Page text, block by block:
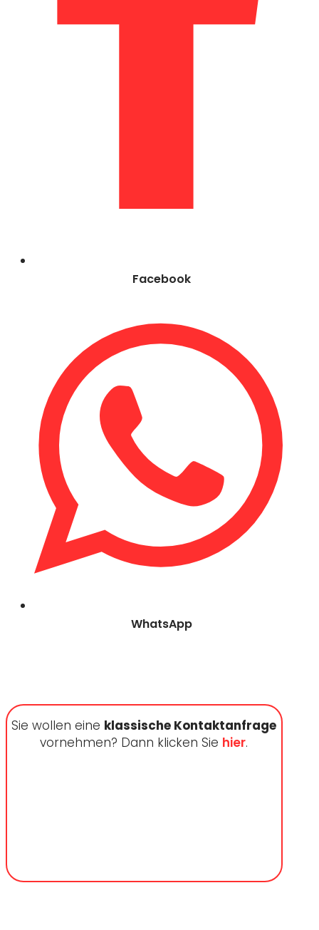
Facebook
WhatsApp
Sie wollen eine klassische Kontaktanfrage
vornehmen? Dann klicken Sie hier.